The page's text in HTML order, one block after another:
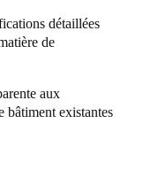
détaillées
de
aux
bâtiment existantes